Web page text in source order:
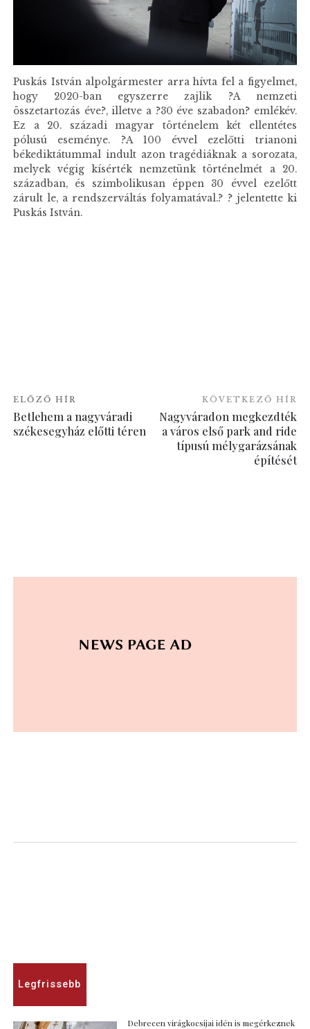
Puskás István alpolgármester arra hívta fel a figyelmet,
hogy 2020-ban egyszerre zajlik ?A nemzeti
összetartozás éve?, illetve a ?30 éve szabadon? emlékév.
Ez a 20. századi magyar történelem két ellentétes
pólusú eseménye. ?A 100 évvel ezelőtti trianoni
békediktátummal indult azon tragédiáknak a sorozata,
melyek végig kísérték nemzetünk történelmét a 20.
században, és szimbolikusan éppen 30 évvel ezelőtt
zárult le, a rendszerváltás folyamatával.? ? jelentette ki
Puskás István.
ELŐZŐ HÍR
Betlehem a nagyváradi
székesegyház előtti téren
KÖVETKEZŐ HÍR
Nagyváradon megkezdték
a város első park and ride
típusú mélygarázsának
építését
Legfrissebb
Debrecen virágkocsijai idén is megérkeznek